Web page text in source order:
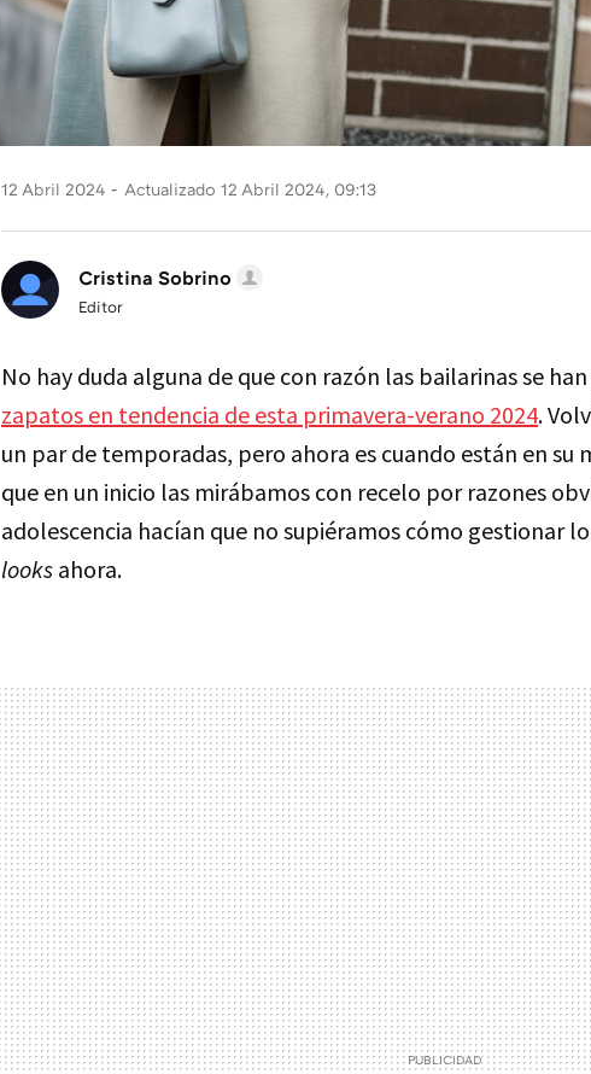
12 Abril 2024 Actualizado 12 Abril 2024, 09:13
Cristina Sobrino
Editor
No hay duda alguna de que con razón las bailarinas se
zapatos en tendencia de esta primavera-verano 2024.
un par de temporadas, pero ahora es cuando están en su
que en un inicio las mirábamos con recelo por razones
adolescencia hacían que no supiéramos cómo gestionar
looks ahora.